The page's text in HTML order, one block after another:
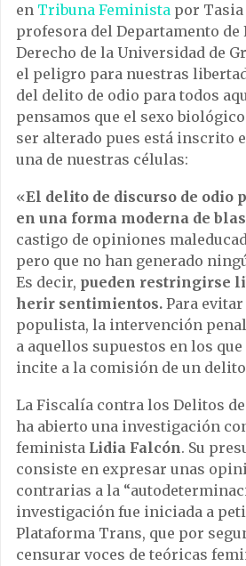
en Tribuna Feminista por Tasia
profesora del Departamento
Derecho de la Universidad de
el peligro para nuestras
del delito de odio para todos
pensamos que el sexo
ser alterado pues está inscrito
una de nuestras células:
«El delito de discurso de odio
en una forma moderna de
castigo de opiniones
pero que no han generado
Es decir, pueden restringirse
herir sentimientos. Para
populista, la intervención
a aquellos supuestos en los
incite a la comisión de un
La Fiscalía contra los Delitos
ha abierto una investigación
feminista Lidia Falcón. Su
consiste en expresar unas
contrarias a la
investigación fue iniciada a
Plataforma Trans, que por
censurar voces de teóricas